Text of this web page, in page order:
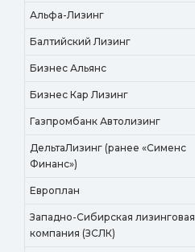
Альфа-Лизинг
Балтийский Лизинг
Бизнес Альянс
Бизнес Кар Лизинг
Газпромбанк Автолизинг
ДельтаЛизинг (ранее «Сименс
Финанс»)
Европлан
Западно-Сибирская лизинговая
компания (ЗСЛК)